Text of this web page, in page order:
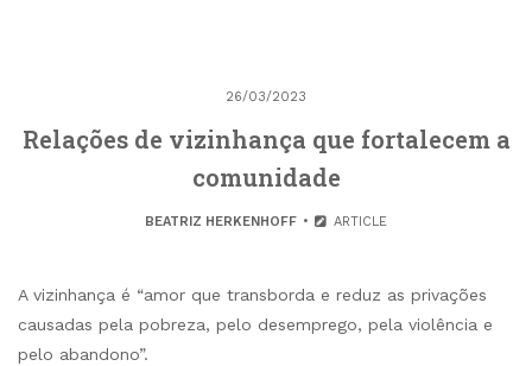
26/03/2023
Relações de vizinhança que fortalecem a
comunidade
BEATRIZ HERKENHOFF ARTICLE
A vizinhança é “amor que transborda e reduz as privações
causadas pela pobreza, pelo desemprego, pela violência e
pelo abandono”.